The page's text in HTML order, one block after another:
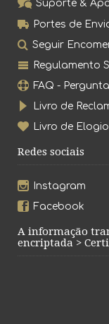
Suporte &
Portes de
Seguir
Regulamento
FAQ -
Livro de
Livro de
Redes sociais
Instagram
Facebook
A informação
encriptada >